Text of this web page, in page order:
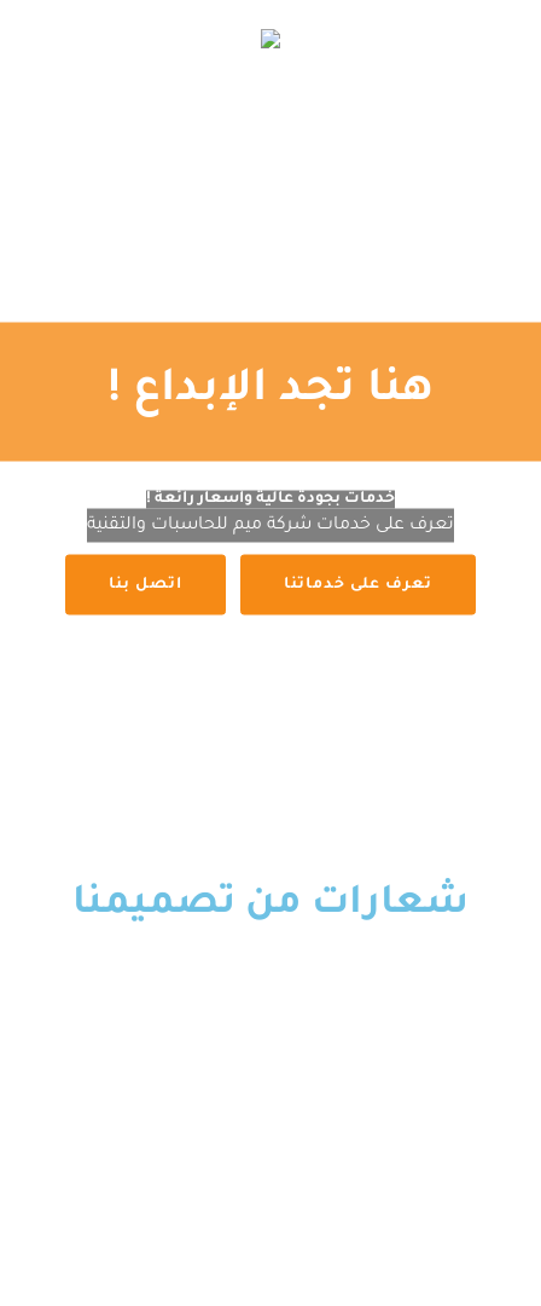
هنا تجد الإبداع !
خدمات بجودة عالية وأسعار رائعة !
تعرف على خدمات شركة ميم للحاسبات والتقنية
تعرف على خدماتنا اتصل بنا
شعارات من تصميمنا